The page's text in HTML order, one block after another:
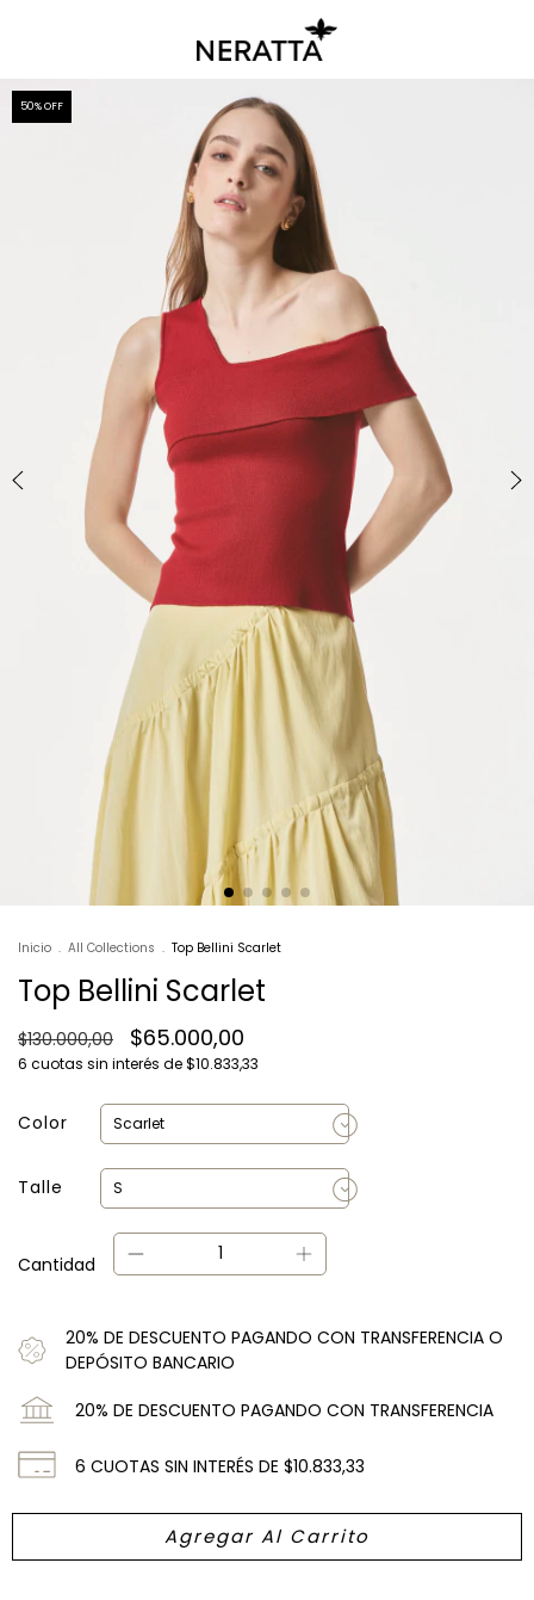
50% OFF
Inicio . All Collections . Top Bellini Scarlet
Top Bellini Scarlet
$130.000,00 $65.000,00
6 cuotas sin interés de$10.833,33
Color
Talle
Cantidad
20% DE DESCUENTO PAGANDO CON TRANSFERENCIA O
DEPÓSITO BANCARIO
20% DE DESCUENTO PAGANDO CON TRANSFERENCIA
6 CUOTAS SIN INTERÉS DE $10.833,33